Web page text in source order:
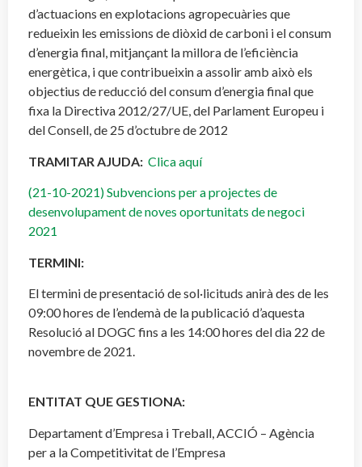
d’actuacions en explotacions agropecuàries que
redueixin les emissions de diòxid de carboni i el consum
d’energia final, mitjançant la millora de l’eficiència
energètica, i que contribueixin a assolir amb això els
objectius de reducció del consum d’energia final que
fixa la Directiva 2012/27/UE, del Parlament Europeu i
del Consell, de 25 d’octubre de 2012
TRAMITAR AJUDA: Clica aquí
(21-10-2021) Subvencions per a projectes de
desenvolupament de noves oportunitats de negoci
2021
TERMINI:
El termini de presentació de sol·licituds anirà des de les
09:00 hores de l’endemà de la publicació d’aquesta
Resolució al DOGC fins a les 14:00 hores del dia 22 de
novembre de 2021.
ENTITAT QUE GESTIONA:
Departament d’Empresa i Treball, ACCIÓ – Agència
per a la Competitivitat de l’Empresa